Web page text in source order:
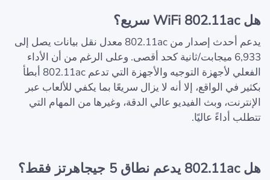
هل WiFi 802.11ac سريع؟
يدعم أحدث إصدار من 802.11ac معدل نقل بيانات يصل إلى
6,933 ميجابت/ثانية كحد أقصى. وعلى الرغم من أن الأداء
الفعلي لأجهزة التوجيه والأجهزة التي تدعم 802.11ac أبطأ
بكثير في الواقع، إلا أنه لا يزال سريعًا بما يكفي للألعاب عبر
الإنترنت، وبث الفيديو عالي الدقة، وغيرها من المهام التي
تتطلب أداءً عاليًا.
هل 802.11ac يدعم نطاق 5 جيجاهرتز فقط؟